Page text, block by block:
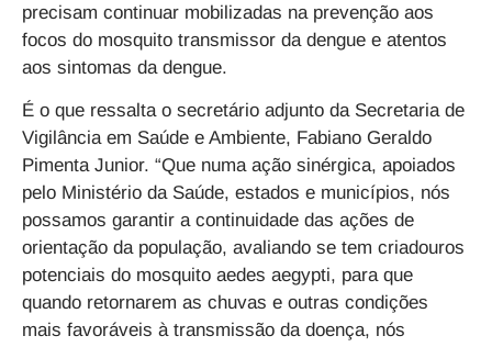
precisam continuar mobilizadas na prevenção aos
focos do mosquito transmissor da dengue e atentos
aos sintomas da dengue.
É o que ressalta o secretário adjunto da Secretaria de
Vigilância em Saúde e Ambiente, Fabiano Geraldo
Pimenta Junior. “Que numa ação sinérgica, apoiados
pelo Ministério da Saúde, estados e municípios, nós
possamos garantir a continuidade das ações de
orientação da população, avaliando se tem criadouros
potenciais do mosquito aedes aegypti, para que
quando retornarem as chuvas e outras condições
mais favoráveis à transmissão da doença, nós